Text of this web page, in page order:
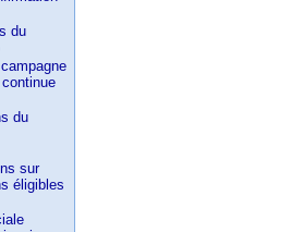
du
du
sur
éligibles